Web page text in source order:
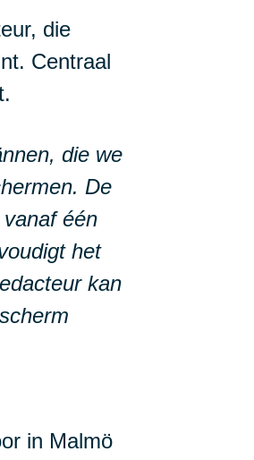
die
Centraal
die we
De
één
het
kan
in Malmö